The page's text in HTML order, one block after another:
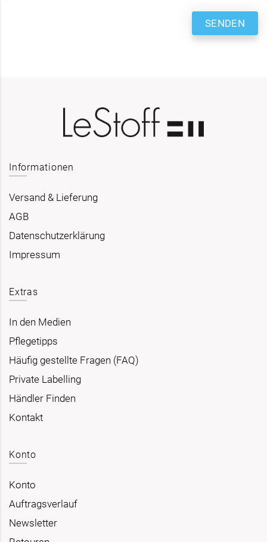
SENDEN
Informationen
Versand & Lieferung
AGB
Datenschutzerklärung
Impressum
Extras
In den Medien
Pflegetipps
Häufig gestellte Fragen (FAQ)
Private Labelling
Händler Finden
Kontakt
Konto
Konto
Auftragsverlauf
Newsletter